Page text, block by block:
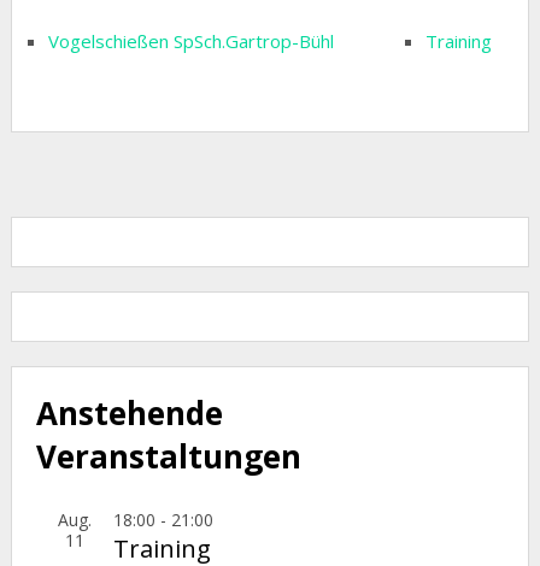
Vogelschießen SpSch.Gartrop-Bühl Training
Anstehende
Veranstaltungen
Aug.
11
18:00 - 21:00
Training